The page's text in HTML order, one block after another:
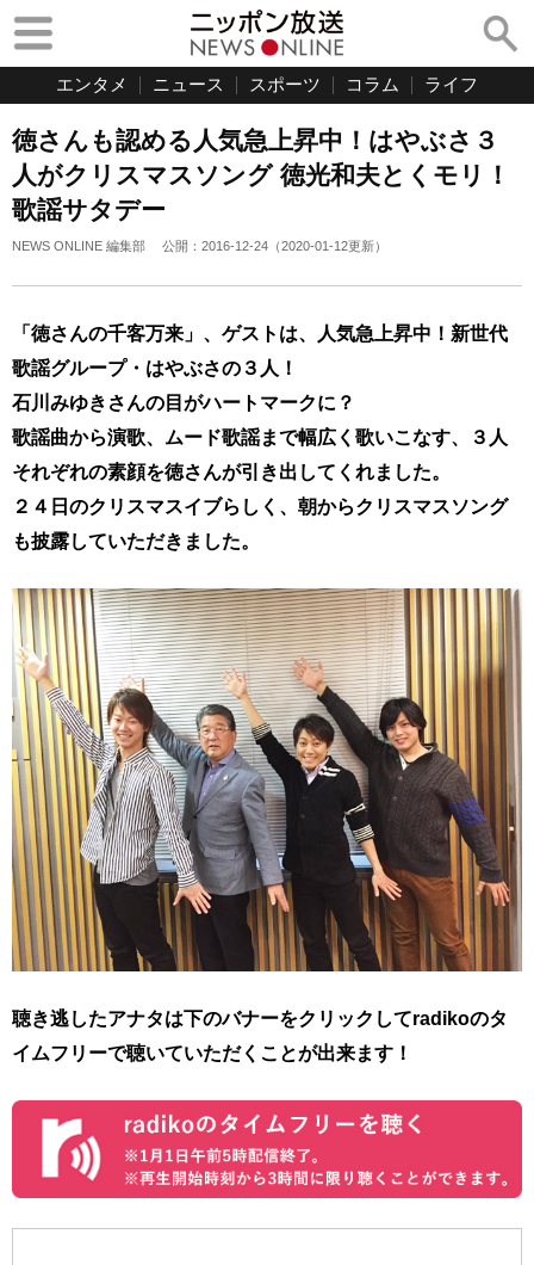
エンタメ ニュース スポーツ コラム ライフ
徳さんも認める人気急上昇中！はやぶさ３
人がクリスマスソング 徳光和夫とくモリ！
歌謡サタデー
NEWS ONLINE 編集部 公開： 2016-12-24 （2020-01-12更新）
「徳さんの千客万来」、ゲストは、人気急上昇中！新世代
歌謡グループ・はやぶさの３人！
石川みゆきさんの目がハートマークに？
歌謡曲から演歌、ムード歌謡まで幅広く歌いこなす、３人
それぞれの素顔を徳さんが引き出してくれました。
２４日のクリスマスイブらしく、朝からクリスマスソング
も披露していただきました。
聴き逃したアナタは下のバナーをクリックしてradikoのタ
イムフリーで聴いていただくことが出来ます！